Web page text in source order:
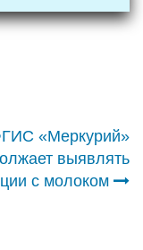
«Меркурий»
выявлять
с молоком